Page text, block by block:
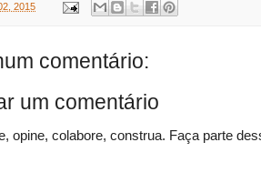
2015
comentário:
um comentário
opine, colabore, construa. Faça parte